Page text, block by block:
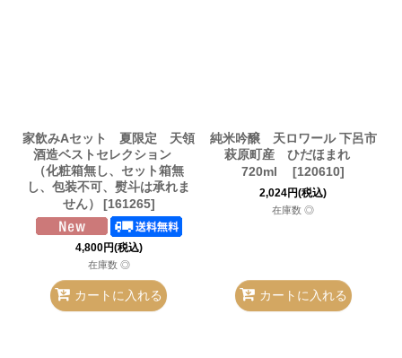
家飲みAセット 夏限定 天領
酒造ベストセレクション
（化粧箱無し、セット箱無
し、包装不可、熨斗は承れま
せん）
[161265]
4,800円(税込)
在庫数 ◎
カートに入れる
純米吟醸 天ロワール 下呂市
萩原町産 ひだほまれ
720ml
[120610]
2,024円(税込)
在庫数 ◎
カートに入れる